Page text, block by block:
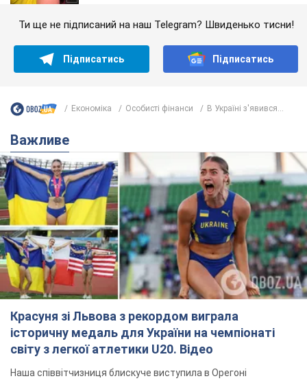
Ти ще не підписаний на наш Telegram? Швиденько тисни!
Підписатись Підписатись
Економіка Особисті фінанси В Україні з'явився...
Важливе
Красуня зі Львова з рекордом виграла
історичну медаль для України на чемпіонаті
світу з легкої атлетики U20. Відео
Наша співвітчизниця блискуче виступила в Орегоні